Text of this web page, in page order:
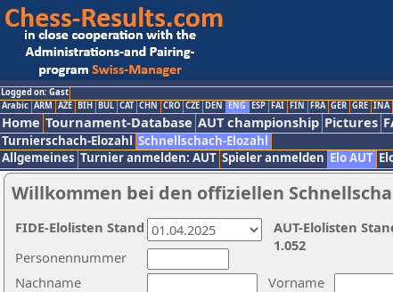
Logged on: Gast
Arabic ARM AZE BIH BUL CAT CHN CRO CZE DEN ENG ESP FAI FIN FRA GER GRE INA
Home Tournament-Database AUT championship Pictures
Turnierschach-Elozahl Schnellschach-Elozahl
Allgemeines Turnier anmelden: AUT Spieler anmelden Elo AUT
Willkommen bei den offiziellen
Nachname
Vorname
Personennummer
AUT-Elolisten
1.052
FIDE-Elolisten Stand